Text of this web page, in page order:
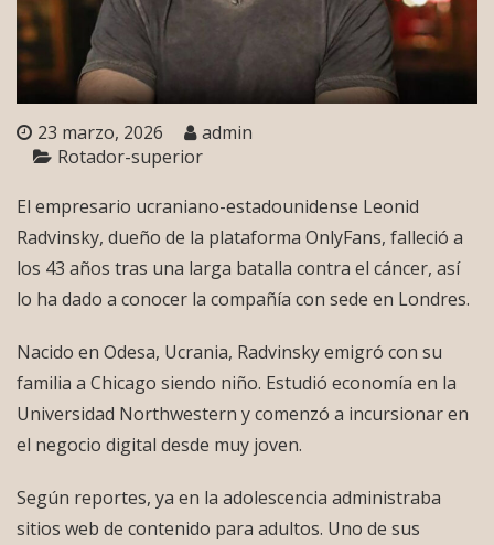
23 marzo, 2026
admin
Rotador-superior
El empresario ucraniano-estadounidense Leonid
Radvinsky, dueño de la plataforma OnlyFans, falleció a
los 43 años tras una larga batalla contra el cáncer, así
lo ha dado a conocer la compañía con sede en Londres.
Nacido en Odesa, Ucrania, Radvinsky emigró con su
familia a Chicago siendo niño. Estudió economía en la
Universidad Northwestern y comenzó a incursionar en
el negocio digital desde muy joven.
Según reportes, ya en la adolescencia administraba
sitios web de contenido para adultos. Uno de sus